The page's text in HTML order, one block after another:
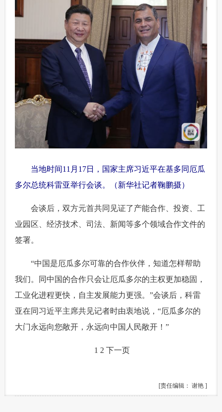
当地时间11月17日，国家主席习近平在基多同厄瓜
多尔总统科雷亚举行会谈。（新华社记者鞠鹏摄）
会谈后，双方元首共同见证了产能合作、投资、工
业园区、经济技术、司法、新闻等多个领域合作文件的
签署。
“中国是厄瓜多尔可靠的合作伙伴，知道怎样帮助
我们。同中国的合作只会让厄瓜多尔的主权更加稳固，
工业化进程更快，自主发展能力更强。”会谈后，科雷
亚在同习近平主席共见记者时由衷地说，“厄瓜多尔的
大门永远向您敞开，永远向中国人民敞开！”
1 2 下一页
[责任编辑： 谢艳 ]